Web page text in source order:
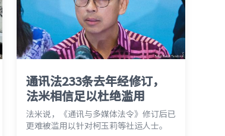
通讯法233条去年经修订，
法米相信足以杜绝滥用
法米说，《通讯与多媒体法令》修订后已
更难被滥用以针对柯玉莉等社运人士。